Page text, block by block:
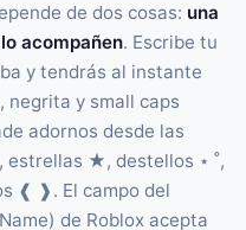
de dos cosas: una
acompañen. Escribe tu
y tendrás al instante
negrita y small caps
adornos desde las
★, destellos ⋆ ˚,
❰ ❱. El campo del
de Roblox acepta